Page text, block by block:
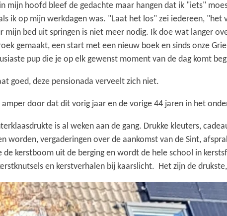
mijn hoofd bleef de gedachte maar hangen dat ik "iets"
ik op mijn werkdagen was. "Laat het los" zei iedereen,
mijn bed uit springen is niet meer nodig. Ik doe wat langer
gemaakt, een start met een nieuw boek en sinds onze
pup die je op elk gewenst moment van de dag komt
goed, deze pensionada verveelt zich niet.
amper door dat dit vorig jaar en de vorige 44 jaren in het
is al weken aan de gang. Drukke kleuters,
worden, vergaderingen over de aankomst van de Sint,
de kerstboom uit de berging en wordt de hele school in
en kerstverhalen bij kaarslicht. Het zijn de